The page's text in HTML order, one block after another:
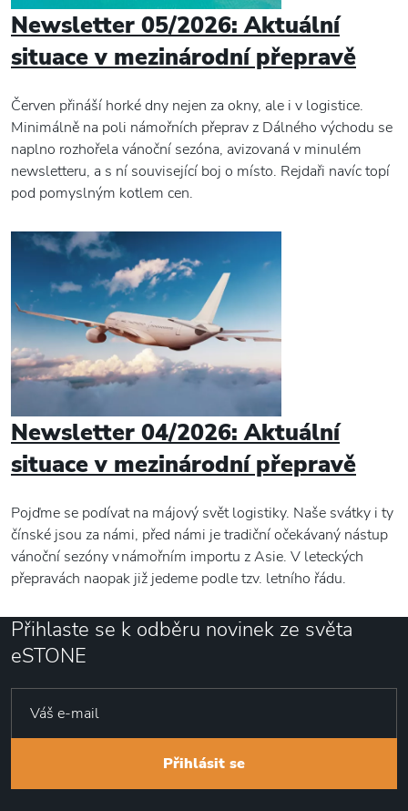
Newsletter 05/2026: Aktuální
situace v mezinárodní přepravě
Červen přináší horké dny nejen za okny, ale i v logistice.
Minimálně na poli námořních přeprav z Dálného východu se
naplno rozhořela vánoční sezóna, avizovaná v minulém
newsletteru, a s ní související boj o místo. Rejdaři navíc topí
pod pomyslným kotlem cen.
Newsletter 04/2026: Aktuální
situace v mezinárodní přepravě
Pojďme se podívat na májový svět logistiky. Naše svátky i ty
čínské jsou za námi, před námi je tradiční očekávaný nástup
vánoční sezóny v námořním importu z Asie. V leteckých
přepravách naopak již jedeme podle tzv. letního řádu.
Přihlaste se k odběru novinek ze světa
eSTONE
Přihlásit se